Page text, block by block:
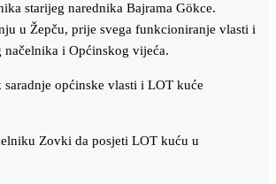
starijeg narednika Bajrama Gökce.
u Žepču, prije svega funkcioniranje vlasti i
načelnika i Općinskog vijeća.
saradnje općinske vlasti i LOT kuće
Zovki da posjeti LOT kuću u